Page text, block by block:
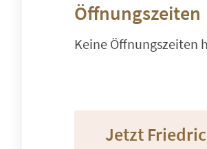
Öffnungszeiten
Keine Öffnungszeiten
Jetzt